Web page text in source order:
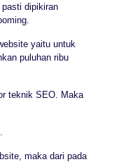
dipikiran
yaitu untuk
puluhan ribu
teknik SEO. Maka
maka dari pada